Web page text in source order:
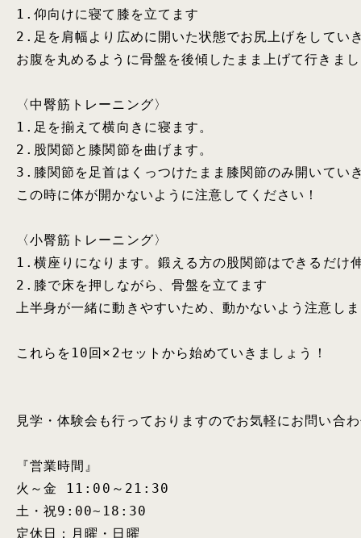
1.仰向けに寝て膝を立てます
2.足を肩幅より広めに開いた状態でお尻上げをしてい
お腹を丸めるように骨盤を後傾したまま上げて行きま
〈中臀筋トレーニング〉
1.足を揃えて横向きに寝ます。
2.股関節と膝関節を曲げます。
3.膝関節を足首はくっつけたまま膝関節のみ開いてい
この時に体が開かないように注意してください！
〈小臀筋トレーニング〉
1.横座りになります。鍛える方の股関節はできるだけ
2.膝で床を押しながら、骨盤を立てます
上半身が一緒に動きやすいため、動かないよう注意し
これらを10回×2セットから始めていきましょう！
見学・体験会も行っておりますのでお気軽にお問い合
『営業時間』
火～金 11:00～21:30
土・祝9:00~18:30
定休日：月曜・日曜